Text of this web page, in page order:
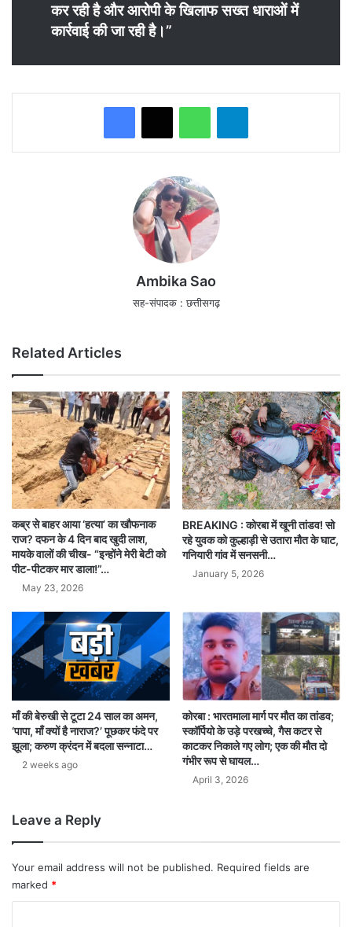
कर रही है और आरोपी के खिलाफ सख्त धाराओं में
कार्रवाई की जा रही है।”
WhatsAppTelegram
Ambika Sao
सह-संपादक : छत्तीसगढ़
Related Articles
कब्र से बाहर आया ‘हत्या’ का खौफनाक
राज? दफन के 4 दिन बाद खुदी लाश,
मायके वालों की चीख- “इन्होंने मेरी बेटी को
पीट-पीटकर मार डाला!”…
May 23, 2026
BREAKING : कोरबा में खूनी तांडव! सो
रहे युवक को कुल्हाड़ी से उतारा मौत के घाट,
गनियारी गांव में सनसनी…
January 5, 2026
माँ की बेरुखी से टूटा 24 साल का अमन,
‘पापा, माँ क्यों है नाराज?’ पूछकर फंदे पर
झूला; करुण क्रंदन में बदला सन्नाटा…
2 weeks ago
कोरबा : भारतमाला मार्ग पर मौत का तांडव;
स्कॉर्पियो के उड़े परखच्चे, गैस कटर से
काटकर निकाले गए लोग; एक की मौत दो
गंभीर रूप से घायल…
April 3, 2026
Leave a Reply
Your email address will not be published. Required fields are
marked *